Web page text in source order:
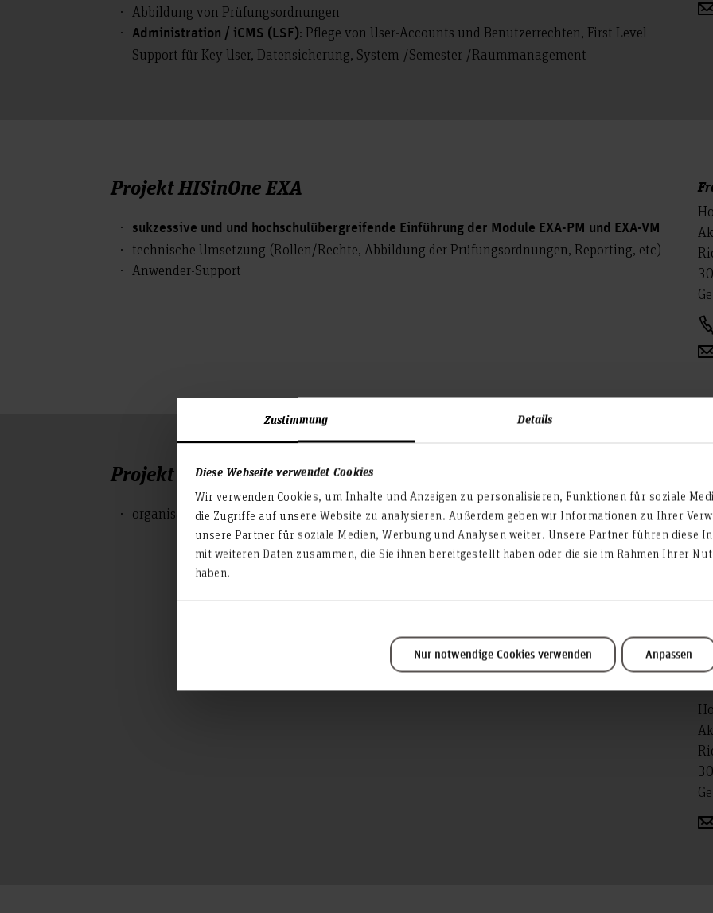
Zustimmung Details
Diese Webseite verwendet Cookies
Wir verwenden Cookies, um Inhalte und Anzeigen zu personalisieren, Funktionen für soziale
die Zugriffe auf unsere Website zu analysieren. Außerdem geben wir Informationen zu Ihrer
unsere Partner für soziale Medien, Werbung und Analysen weiter. Unsere Partner führen diese
mit weiteren Daten zusammen, die Sie ihnen bereitgestellt haben oder die sie im Rahmen Ihrer
haben.
Nur notwendige Cookies verwenden Anpassen
Abbildung von Prüfungsordnungen
Administration / iCMS (LSF): Pflege von User-Accounts und Benutzerrechten, First Level
Support für Key User, Datensicherung, System-/Semester-/Raummanagement
Projekt HISinOne EXA
sukzessive und und hochschulübergreifende Einführung der Module EXA-PM und EXA-VM
technische Umsetzung (Rollen/Rechte, Abbildung der Prüfungsordnungen, Reporting, etc)
Anwender-Support
Projekt HISinOne EXA
organisatorische Unterstützung (u. a. Testung, Datenbereinigung, Dokumentationen)